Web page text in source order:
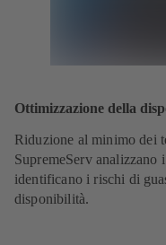
Ottimizzazione della
Riduzione al minimo dei
SupremeServ analizzano
identificano i rischi di
disponibilità.